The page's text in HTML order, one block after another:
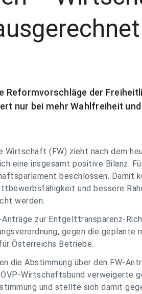
Reformvorschläge der
nur bei mehr Wahlfreiheit
Wirtschaft (FW) zieht nach dem
eine insgesamt positive Bilanz.
beschlossen. Damit
und bessere
werden.
zur Entgelttransparenz-
gegen die
Österreichs Betriebe.
die Abstimmung über den FW-
Wirtschaftsbund verweigerte
und stellte sich damit